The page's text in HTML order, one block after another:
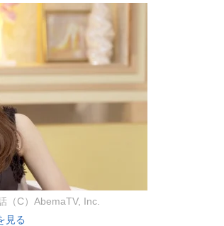
（C）AbemaTV, Inc.
見る